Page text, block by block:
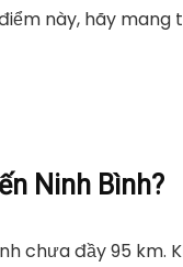
này, hãy mang
Ninh Bình?
chưa đầy 95 km.